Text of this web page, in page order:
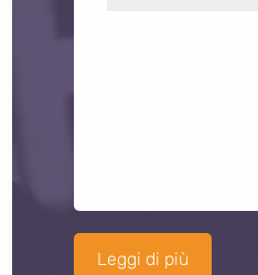
Leggi di più